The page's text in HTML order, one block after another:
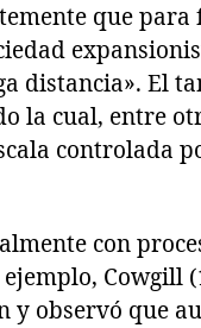
que para
distancia». El
la cual, entre
controlada
con
Cowgill
y observó que